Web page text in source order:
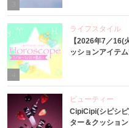
3
ライフスタイル
【2026年7／16(
ッションアイテ
ビューティー
CipiCipi(シピシ
ター＆クッショ